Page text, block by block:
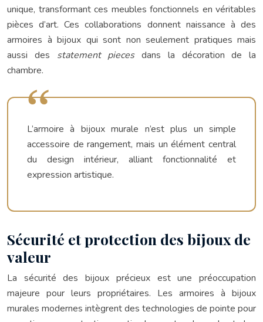
unique, transformant ces meubles fonctionnels en véritables
pièces d’art. Ces collaborations donnent naissance à des
armoires à bijoux qui sont non seulement pratiques mais
aussi des statement pieces dans la décoration de la
chambre.
L’armoire à bijoux murale n’est plus un simple
accessoire de rangement, mais un élément central
du design intérieur, alliant fonctionnalité et
expression artistique.
Sécurité et protection des bijoux de
valeur
La sécurité des bijoux précieux est une préoccupation
majeure pour leurs propriétaires. Les armoires à bijoux
murales modernes intègrent des technologies de pointe pour